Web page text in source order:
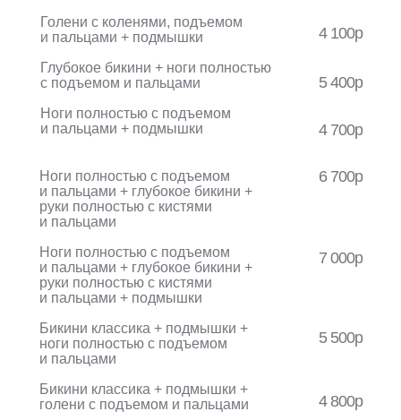
Голени с коленями, подъемом
и пальцами + подмышки
Глубокое бикини + ноги полностью
с подъемом и пальцами
Ноги полностью с подъемом
и пальцами + подмышки
Ноги полностью с подъемом
и пальцами + глубокое бикини +
руки полностью с кистями
и пальцами
Ноги полностью с подъемом
и пальцами + глубокое бикини +
руки полностью с кистями
и пальцами + подмышки
Бикини классика + подмышки +
ноги полностью с подъемом
и пальцами
Бикини классика + подмышки +
голени с подъемом и пальцами
6 700р
5 400р
4 700р
4 100р
5 500р
4 800р
7 000р